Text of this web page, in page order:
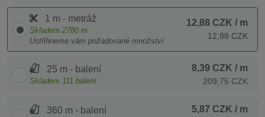
1 m - metráž
Skladem 2780 m
Ustřihneme vám požadované množství
12,88 CZK / m
12,88 CZK
25 m - balení
Skladem 111 balení
8,39 CZK / m
209,75 CZK
360 m - balení 5,87 CZK / m